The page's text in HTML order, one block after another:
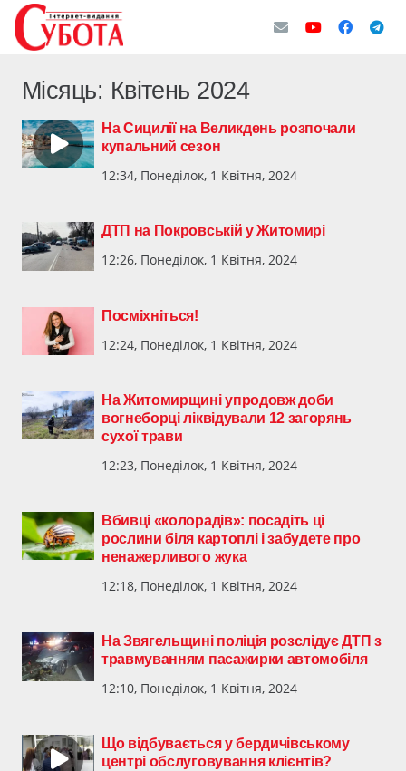
Місяць: Квітень 2024
На Сицилії на Великдень розпочали
купальний сезон
12:34, Понеділок, 1 Квітня, 2024
ДТП на Покровській у Житомирі
12:26, Понеділок, 1 Квітня, 2024
Посміхніться!
12:24, Понеділок, 1 Квітня, 2024
На Житомирщині упродовж доби
вогнеборці ліквідували 12 загорянь
сухої трави
12:23, Понеділок, 1 Квітня, 2024
Вбивці «колорадів»: посадіть ці
рослини біля картоплі і забудете про
ненажерливого жука
12:18, Понеділок, 1 Квітня, 2024
На Звягельщині поліція розслідує ДТП з
травмуванням пасажирки автомобіля
12:10, Понеділок, 1 Квітня, 2024
Що відбувається у бердичівському
центрі обслуговування клієнтів?